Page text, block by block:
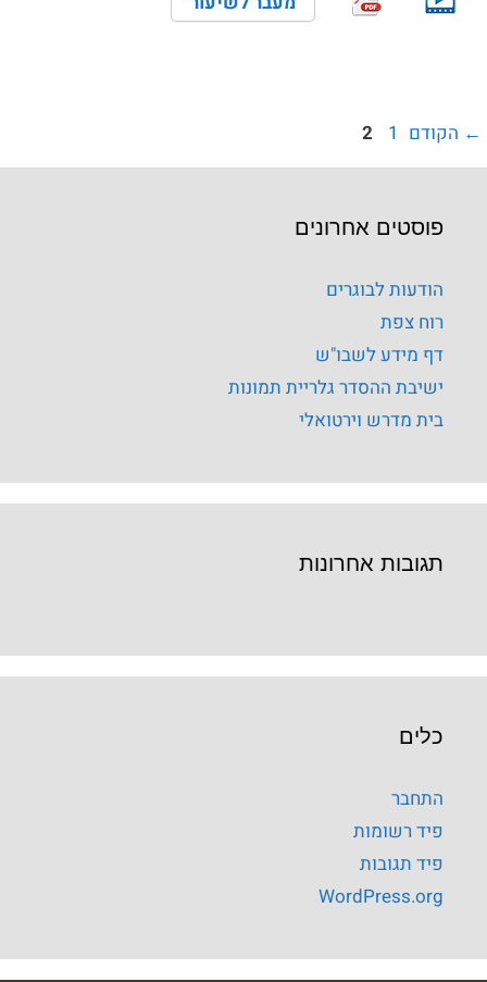
← הקודם 1
2
פוסטים אחרונים
הודעות לבוגרים
רוח צפת
דף מידע לשבו"ש
ישיבת ההסדר גלריית תמונות
בית מדרש וירטואלי
תגובות אחרונות
כלים
התחבר
פיד רשומות
פיד תגובות
WordPress.org